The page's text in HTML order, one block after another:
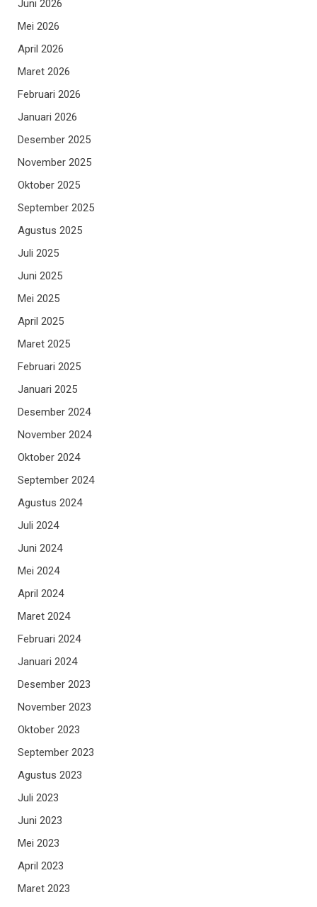
Juni 2026
Mei 2026
April 2026
Maret 2026
Februari 2026
Januari 2026
Desember 2025
November 2025
Oktober 2025
September 2025
Agustus 2025
Juli 2025
Juni 2025
Mei 2025
April 2025
Maret 2025
Februari 2025
Januari 2025
Desember 2024
November 2024
Oktober 2024
September 2024
Agustus 2024
Juli 2024
Juni 2024
Mei 2024
April 2024
Maret 2024
Februari 2024
Januari 2024
Desember 2023
November 2023
Oktober 2023
September 2023
Agustus 2023
Juli 2023
Juni 2023
Mei 2023
April 2023
Maret 2023